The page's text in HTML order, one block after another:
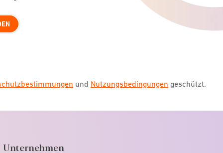
und Nutzungsbedingungen geschützt.
Unternehmen